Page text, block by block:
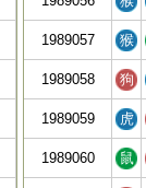
1989057 猴
1989058 狗
1989059 虎
1989060 鼠